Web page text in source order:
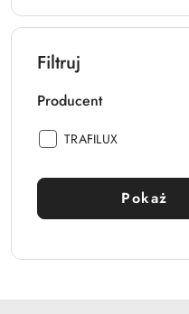
Filtruj
Producent
Producent:
TRAFILUX
Pokaż